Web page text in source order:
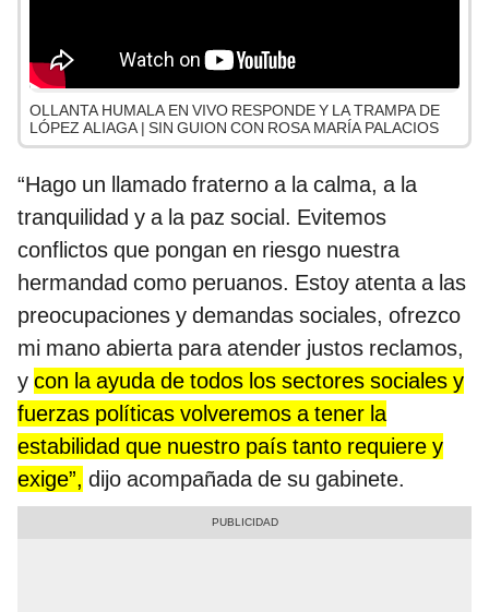
OLLANTA HUMALA EN VIVO RESPONDE Y LA TRAMPA DE
LÓPEZ ALIAGA | SIN GUION CON ROSA MARÍA PALACIOS
“Hago un llamado fraterno a la calma, a la
tranquilidad y a la paz social. Evitemos
conflictos que pongan en riesgo nuestra
hermandad como peruanos. Estoy atenta a las
preocupaciones y demandas sociales, ofrezco
mi mano abierta para atender justos reclamos,
y con la ayuda de todos los sectores sociales y
fuerzas políticas volveremos a tener la
estabilidad que nuestro país tanto requiere y
exige”, dijo acompañada de su gabinete.